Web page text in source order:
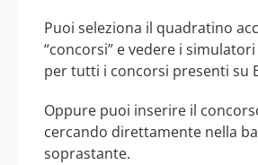
Puoi seleziona il quadratino
“concorsi” e vedere i
per tutti i concorsi presenti su
Oppure puoi inserire il
cercando direttamente nella
soprastante.